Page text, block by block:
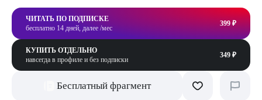
ЧИТАТЬ ПО ПОДПИСКЕ
бесплатно 14 дней, далее /мес
399 ₽
КУПИТЬ ОТДЕЛЬНО
навсегда в профиле и без подписки
349 ₽
Бесплатный фрагмент